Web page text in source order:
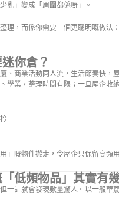
亂」變成「周圍都係嘢」。
理，而係你需要一個更聰明嘅做法
你倉？
、商業活動同人流，生活節奏快，
學業，整理時間有限；一旦屋企收
」嘅物件搬走，令屋企只保留高頻
低頻物品」其實有
一計就會發現數量驚人。以一般華